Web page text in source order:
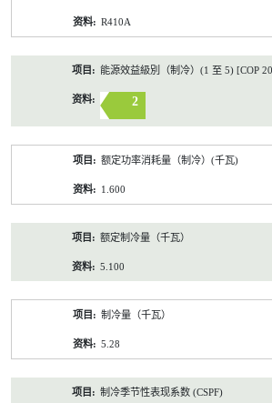
R410A
能源效益級別（制冷）(1 至 5) [COP
2
额定功率消耗量（制冷）(千瓦)
1.600
额定制冷量（千瓦）
5.100
制冷量（千瓦）
5.28
制冷季节性表现系数 (CSPF)